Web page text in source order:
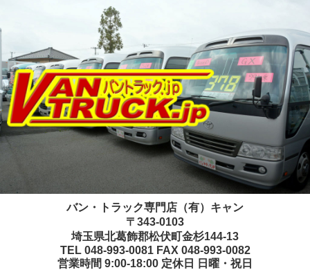
バン・トラック専門店（有）キャン
〒343-0103
埼玉県北葛飾郡松伏町金杉144-13
TEL 048-993-0081 FAX 048-993-0082
営業時間 9:00-18:00 定休日 日曜・祝日